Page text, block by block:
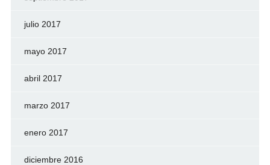
julio 2017
mayo 2017
abril 2017
marzo 2017
enero 2017
diciembre 2016